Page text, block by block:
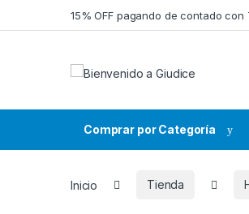
15% OFF pagando de contado con
Comprar por Categoría
Inicio Tienda